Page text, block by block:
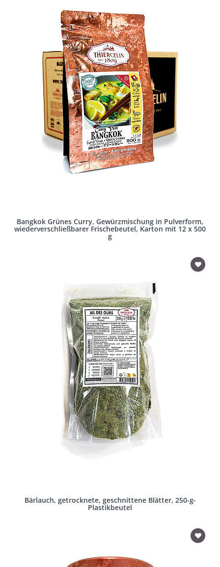
Bangkok Grünes Curry, Gewürzmischung in Pulverform,
wiederverschließbarer Frischebeutel, Karton mit 12 x 500
g
Bärlauch, getrocknete, geschnittene Blätter, 250-g-
Plastikbeutel